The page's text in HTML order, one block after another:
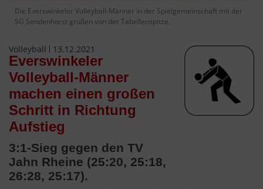
Die Everswinkeler Volleyball-Männer in der Spielgemeinschaft mit der
SG Sendenhorst grüßen von der Tabellenspitze.
Volleyball 13.12.2021
Everswinkeler
Volleyball-Männer
machen einen großen
Schritt in Richtung
Aufstieg
3:1-Sieg gegen den TV
Jahn Rheine (25:20, 25:18,
26:28, 25:17).